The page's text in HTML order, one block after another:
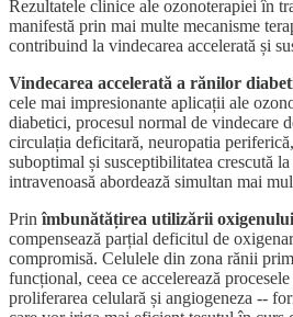
Rezultatele clinice ale ozonoterapiei în
manifestă prin mai multe mecanisme
contribuind la vindecarea accelerată și
Vindecarea accelerată a rănilor
cele mai impresionante aplicații ale
diabetici, procesul normal de vindecare
circulația deficitară, neuropatia
suboptimal și susceptibilitatea crescută
intravenoasă abordează simultan mai
Prinîmbunătățirea utilizării
compensează parțial deficitul de
compromisă. Celulele din zona rănii
funcțional, ceea ce accelerează
proliferarea celulară și angiogeneza --